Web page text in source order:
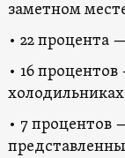
заметном
• 22 процента
• 16
• 7 процентов